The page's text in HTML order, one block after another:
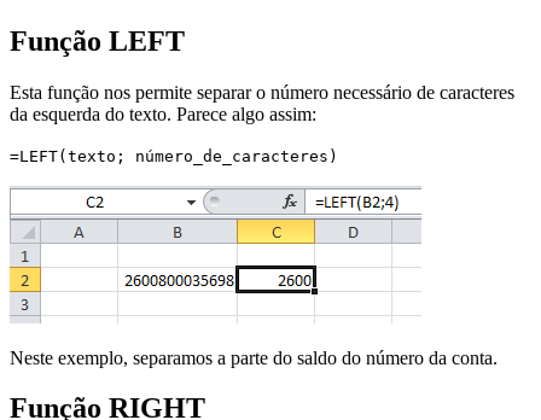
Função LEFT
Esta função nos permite separar o número necessário de caracteres
da esquerda do texto. Parece algo assim:
=LEFT(texto; número_de_caracteres)
Neste exemplo, separamos a parte do saldo do número da conta.
Função RIGHT